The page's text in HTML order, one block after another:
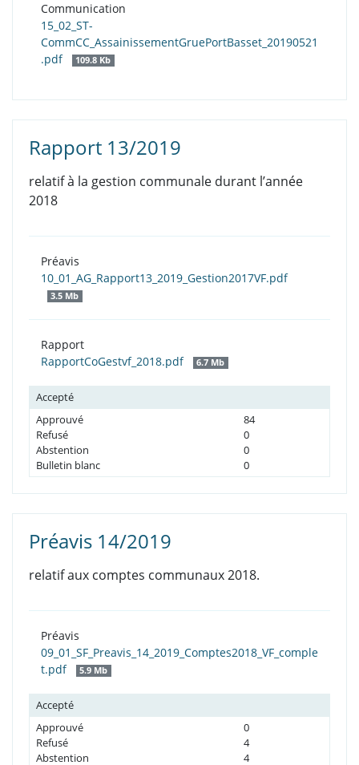
Communication
15_02_ST-
CommCC_AssainissementGruePortBasset_20190521
.pdf
109.8 Kb
Rapport 13/2019
relatif à la gestion communale durant l’année
2018
Préavis
10_01_AG_Rapport13_2019_Gestion2017VF.pdf
3.5 Mb
Rapport
RapportCoGestvf_2018.pdf
6.7 Mb
Accepté
Approuvé
84
Refusé
0
Abstention
0
Bulletin blanc
0
Préavis 14/2019
relatif aux comptes communaux 2018.
Préavis
09_01_SF_Preavis_14_2019_Comptes2018_VF_comple
t.pdf
5.9 Mb
Accepté
Approuvé
0
Refusé
4
Abstention
4